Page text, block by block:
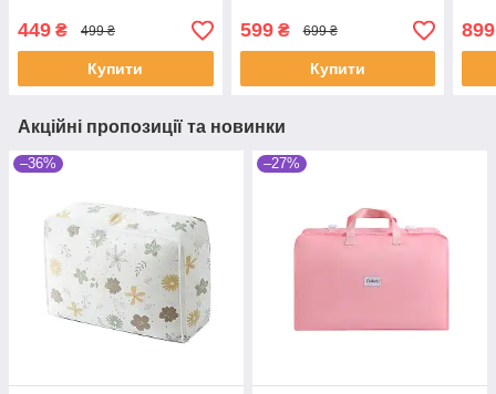
449 ₴ 499 ₴
Купити
599₴ 699 ₴
Купити
899
Акційні пропозиції та новинки
–36% –27%